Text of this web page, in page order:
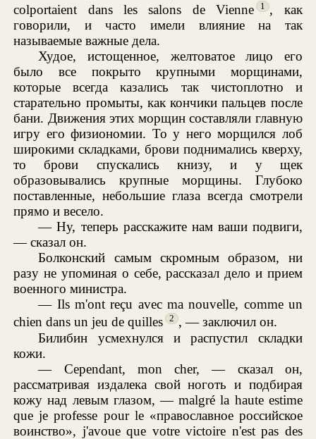
colportaient dans les salons de Vienne
1 , как
говорили, и часто имели влияние на так
называемые важные дела.
Худое, истощенное, желтоватое лицо его
было все покрыто крупными морщинами,
которые всегда казались так чистоплотно и
старательно промыты, как кончики пальцев после
бани. Движения этих морщин составляли главную
игру его физиономии. То у него морщился лоб
широкими складками, брови поднимались кверху,
то брови спускались книзу, и у щек
образовывались крупные морщины. Глубоко
поставленные, небольшие глаза всегда смотрели
прямо и весело.
— Ну, теперь расскажите нам ваши подвиги,
— сказал он.
Болконский самым скромным образом, ни
разу не упоминая о себе, рассказал дело и прием
военного министра.
— Ils m'ont reçu avec ma nouvelle, comme un
chien dans un jeu de quilles
2 , — заключил он.
Билибин усмехнулся и распустил складки
кожи.
— Cependant, mon cher, — сказал он,
рассматривая издалека свой ноготь и подбирая
кожу над левым глазом, — malgré la haute estime
que je professe pour le «православное российское
воинство», j'avoue que votre victoire n'est pas des